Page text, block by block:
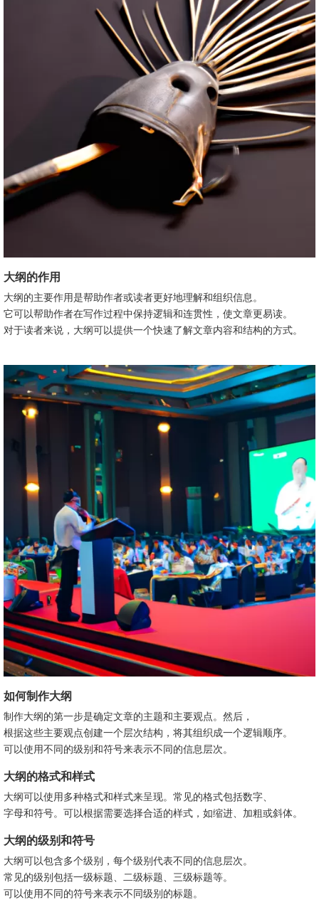
大纲的作用
大纲的主要作用是帮助作者或读者更好地理解和组织信息。
它可以帮助作者在写作过程中保持逻辑和连贯性，使文章更易读。
对于读者来说，大纲可以提供一个快速了解文章内容和结构的方式。
如何制作大纲
制作大纲的第一步是确定文章的主题和主要观点。然后，
根据这些主要观点创建一个层次结构，将其组织成一个逻辑顺序。
可以使用不同的级别和符号来表示不同的信息层次。
大纲的格式和样式
大纲可以使用多种格式和样式来呈现。常见的格式包括数字、
字母和符号。可以根据需要选择合适的样式，如缩进、加粗或斜体。
大纲的级别和符号
大纲可以包含多个级别，每个级别代表不同的信息层次。
常见的级别包括一级标题、二级标题、三级标题等。
可以使用不同的符号来表示不同级别的标题。